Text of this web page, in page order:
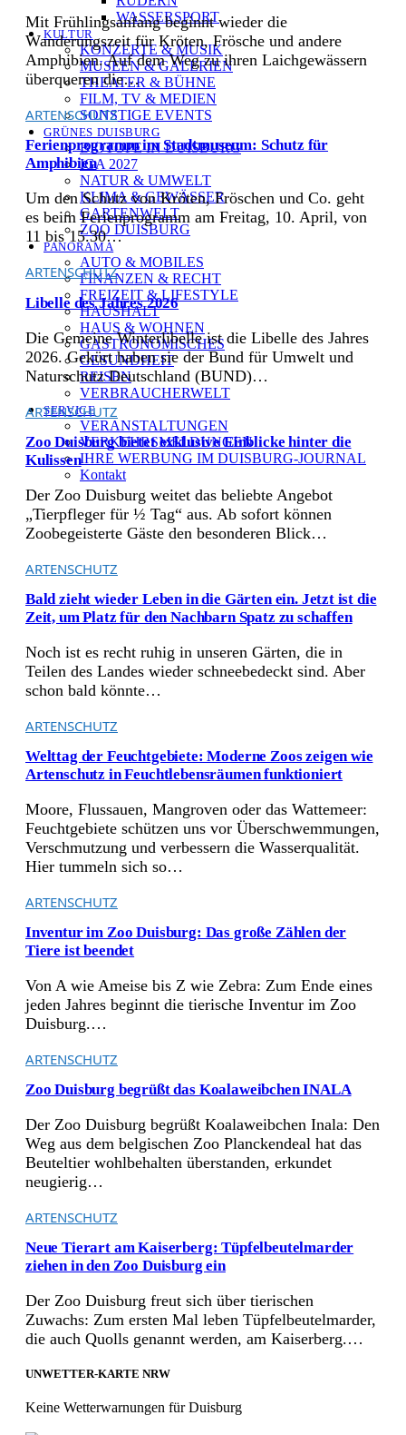
WASSERSPORT
KULTUR
KONZERTE & MUSIK
MUSEEN & GALERIEN
THEATER & BÜHNE
FILM, TV & MEDIEN
SONSTIGE EVENTS
GRÜNES DUISBURG
BIOTOPE IN DUISBURG
IGA 2027
NATUR & UMWELT
KLIMA & GEWÄSSER
GARTENWELT
ZOO DUISBURG
PANORAMA
AUTO & MOBILES
FINANZEN & RECHT
FREIZEIT & LIFESTYLE
HAUSHALT
HAUS & WOHNEN
GASTRONOMISCHES
GESUNDHEIT
REISEN
VERBRAUCHERWELT
SERVICE
VERANSTALTUNGEN
VERKEHRSMELDUNGEN
IHRE WERBUNG IM DUISBURG-JOURNAL
Kontakt
Mit Frühlingsanfang beginnt wieder die
Wanderungszeit für Kröten, Frösche und andere
Amphibien. Auf dem Weg zu ihren Laichgewässern
überqueren die…
ARTENSCHUTZ
Ferienprogramm im Stadtmuseum: Schutz für
Amphibien
Um den Schutz von Kröten, Fröschen und Co. geht
es beim Ferienprogramm am Freitag, 10. April, von
11 bis 15.30…
ARTENSCHUTZ
Libelle des Jahres 2026
Die Gemeine Winterlibelle ist die Libelle des Jahres
2026. Gekürt haben sie der Bund für Umwelt und
Naturschutz Deutschland (BUND)…
ARTENSCHUTZ
Zoo Duisburg bietet exklusive Einblicke hinter die
Kulissen
Der Zoo Duisburg weitet das beliebte Angebot
„Tierpfleger für ½ Tag“ aus. Ab sofort können
Zoobegeisterte Gäste den besonderen Blick…
ARTENSCHUTZ
Bald zieht wieder Leben in die Gärten ein. Jetzt ist die
Zeit, um Platz für den Nachbarn Spatz zu schaffen
Noch ist es recht ruhig in unseren Gärten, die in
Teilen des Landes wieder schneebedeckt sind. Aber
schon bald könnte…
ARTENSCHUTZ
Welttag der Feuchtgebiete: Moderne Zoos zeigen wie
Artenschutz in Feuchtlebensräumen funktioniert
Moore, Flussauen, Mangroven oder das Wattemeer:
Feuchtgebiete schützen uns vor Überschwemmungen,
Verschmutzung und verbessern die Wasserqualität.
Hier tummeln sich so…
ARTENSCHUTZ
Inventur im Zoo Duisburg: Das große Zählen der
Tiere ist beendet
Von A wie Ameise bis Z wie Zebra: Zum Ende eines
jeden Jahres beginnt die tierische Inventur im Zoo
Duisburg.…
ARTENSCHUTZ
Zoo Duisburg begrüßt das Koalaweibchen INALA
Der Zoo Duisburg begrüßt Koalaweibchen Inala: Den
Weg aus dem belgischen Zoo Planckendeal hat das
Beuteltier wohlbehalten überstanden, erkundet
neugierig…
ARTENSCHUTZ
Neue Tierart am Kaiserberg: Tüpfelbeutelmarder
ziehen in den Zoo Duisburg ein
Der Zoo Duisburg freut sich über tierischen
Zuwachs: Zum ersten Mal leben Tüpfelbeutelmarder,
die auch Quolls genannt werden, am Kaiserberg.…
UNWETTER-KARTE NRW
Keine Wetterwarnungen für Duisburg